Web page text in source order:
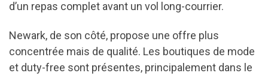
d’un repas complet avant un vol long-courrier.
Newark, de son côté, propose une offre plus
concentrée mais de qualité. Les boutiques de mode
et duty-free sont présentes, principalement dans le